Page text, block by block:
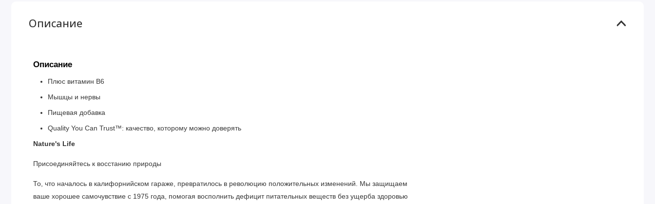
Описание
Описание
Плюс витамин B6
Мышцы и нервы
Пищевая добавка
Quality You Can Trust™: качество, которому можно доверять
Nature's Life
Присоединяйтесь к восстанию природы
То, что началось в калифорнийском гараже, превратилось в революцию положительных изменений. Мы защищаем
ваше хорошее самочувствие с 1975 года, помогая восполнить дефицит питательных веществ без ущерба здоровью